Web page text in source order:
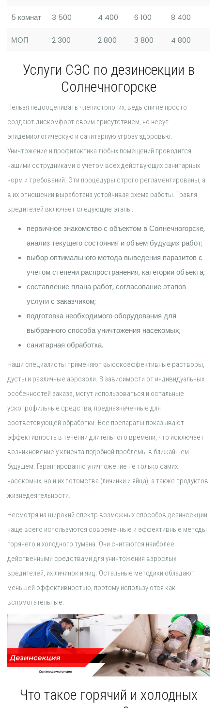
5 комнат 3 500 4 400 6 100 8 400
МОП 2 300 2 800 3 800 4 800
Услуги СЭС по дезинсекции в
Солнечногорске
Нельзя недооценивать членистоногих, ведь они не просто
создают дискомфорт своим присутствием, но несут
эпидемиологическую и санитарную угрозу здоровью.
Уничтожение и профилактика любых помещений проводится
нашими сотрудниками с учетом всех действующих санитарных
норм и требований. Эти процедуры строго регламентированы, а
в их отношении выработана устойчивая схема работы. Травля
вредителей включает следующие этапы:
первичное знакомство с объектом в Солнечногорске,
анализ текущего состояния и объем будущих работ;
выбор оптимального метода выведения паразитов с
учетом степени распространения, категории объекта;
составление плана работ, согласование этапов
услуги с заказчиком;
подготовка необходимого оборудования для
выбранного способа уничтожения насекомых;
санитарная обработка.
Наши специалисты применяют высокоэффективные растворы,
дусты и различные аэрозоли. В зависимости от индивидуальных
особенностей заказа, могут использоваться и остальные
ускопрофильные средства, предназначенные для
соответсвующей обработки. Все препараты показывают
эффективность в течении длительного времени, что исключает
возникновение у клиента подобной проблемы в ближайшем
будущем. Гарантированно уничтожение не только самих
насекомых, но и их потомства (личинки и яйца), а также продуктов
жизнедеятельности.
Несмотря на широкий спектр возможных способов дезинсекции,
чаще всего используются современные и эффективные методы
горячего и холодного тумана. Они считаются наиболее
действенными средствами для уничтожения взрослых
вредителей, их личинок и яиц. Остальные методики обладают
меньшей эффективностью, поэтому используются как
вспомогательные.
Что такое горячий и холодных